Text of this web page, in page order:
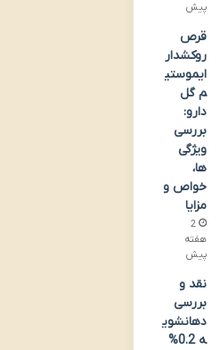
پیش
قرص
روکشدار
ایموستی
م گل
دارو:
بررسی
ویژگی
ها،
خواص و
مزایا
2
هفته
پیش
نقد و
بررسی
دهانشوی
ه 0.2%